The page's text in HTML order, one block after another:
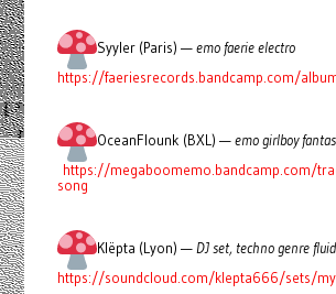
Syyler (Paris) —emo faerie electro
https://faeriesrecords.bandcamp.com/
OceanFlounk (BXL) —emo girlboy
https://megaboomemo.bandcamp.com/
song
Klëpta (Lyon) —DJ set, techno genre
https://soundcloud.com/klepta666/sets/